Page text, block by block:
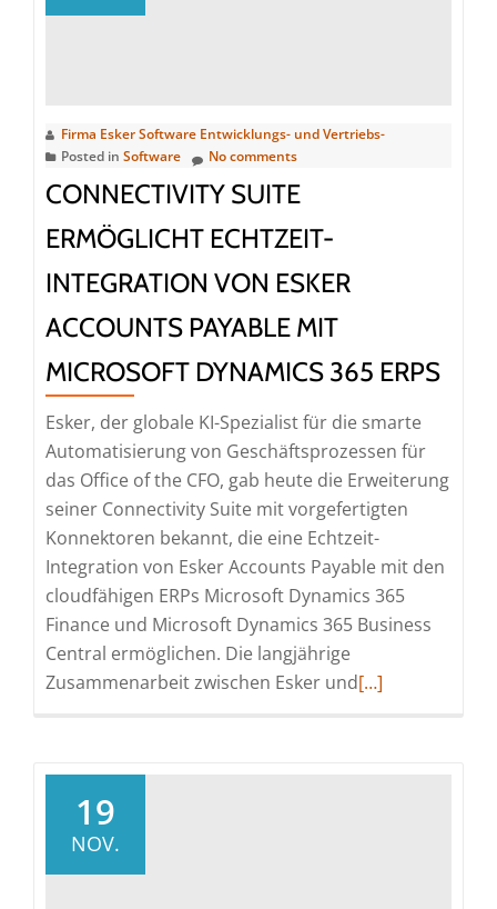
Firma Esker Software Entwicklungs- und Vertriebs-
Posted in Software No comments
CONNECTIVITY SUITE
ERMÖGLICHT ECHTZEIT-
INTEGRATION VON ESKER
ACCOUNTS PAYABLE MIT
MICROSOFT DYNAMICS 365 ERPS
Esker, der globale KI-Spezialist für die smarte
Automatisierung von Geschäftsprozessen für
das Office of the CFO, gab heute die Erweiterung
seiner Connectivity Suite mit vorgefertigten
Konnektoren bekannt, die eine Echtzeit-
Integration von Esker Accounts Payable mit den
cloudfähigen ERPs Microsoft Dynamics 365
Finance und Microsoft Dynamics 365 Business
Central ermöglichen. Die langjährige
Zusammenarbeit zwischen Esker undRead
[…]
19
NOV.